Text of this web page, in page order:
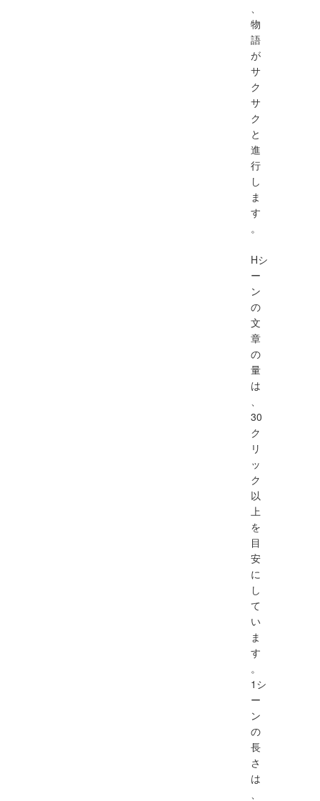
物
語
が
サ
ク
サ
ク
と
進
行
し
ま
す
。
Hシ
ー
ン
の
文
章
の
量
は
30
ク
リ
ッ
ク
以
上
を
目
安
に
し
て
い
ま
す
。
1シ
ー
ン
の
長
さ
は